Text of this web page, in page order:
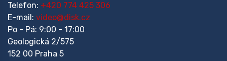
Telefon: +420 774 425 306
E-mail: video@disk.cz
Po - Pá: 9:00 - 17:00
Geologická 2/575
152 00 Praha 5